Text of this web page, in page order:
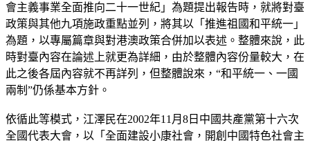
會主義事業全面推向二十一世紀」為題提出報告時，就將對臺
政策與其他九項施政重點並列，將其以「推進祖國和平統一」
為題，以專屬篇章與對港澳政策合併加以表述。整體來說，此
時對臺內容在論述上就更為詳細，由於整體內容份量較大，在
此之後各屆內容就不再詳列，但整體說來，“和平統一、一國
兩制”仍係基本方針。
依循此等模式，江澤民在2002年11月8日中國共產黨第十六次
全國代表大會，以「全面建設小康社會，開創中國特色社會主